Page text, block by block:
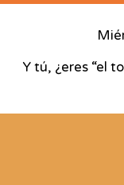
Y tú, ¿eres “el